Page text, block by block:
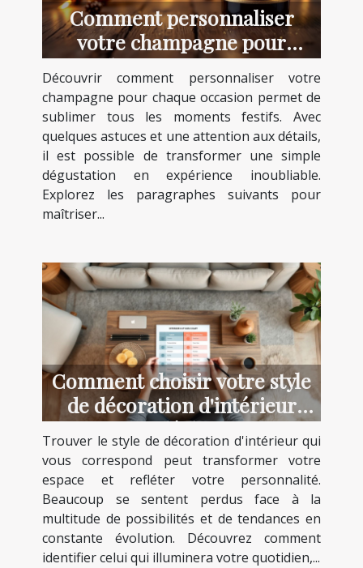
Comment personnaliser
votre champagne pour
chaque occasion ?
Découvrir comment personnaliser votre
champagne pour chaque occasion permet de
sublimer tous les moments festifs. Avec
quelques astuces et une attention aux détails,
il est possible de transformer une simple
dégustation en expérience inoubliable.
Explorez les paragraphes suivants pour
maîtriser...
Comment choisir votre style
de décoration d'intérieur
idéal ?
Trouver le style de décoration d'intérieur qui
vous correspond peut transformer votre
espace et refléter votre personnalité.
Beaucoup se sentent perdus face à la
multitude de possibilités et de tendances en
constante évolution. Découvrez comment
identifier celui qui illuminera votre quotidien,...